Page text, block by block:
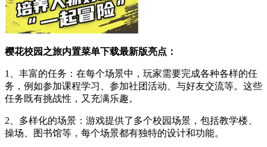
樱花校园之旅内置菜单下载最新版亮点：
1、丰富的任务：在每个场景中，玩家需要完成各种各样的任
务，例如参加课程学习、参加社团活动、与好友交流等。这些
任务既有挑战性，又充满乐趣。
2、多样化的场景：游戏提供了多个校园场景，包括教学楼、
操场、图书馆等，每个场景都有独特的设计和功能。